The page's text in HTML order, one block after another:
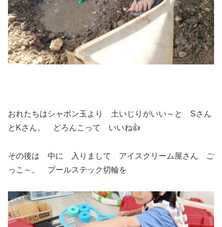
おれたちはシャボン玉より 土いじりがいい～と Sさん
とKさん。 どろんこって いいね👍
その後は 中に 入りまして アイスクリーム屋さん ご
っこ～。 プールステック切輪を